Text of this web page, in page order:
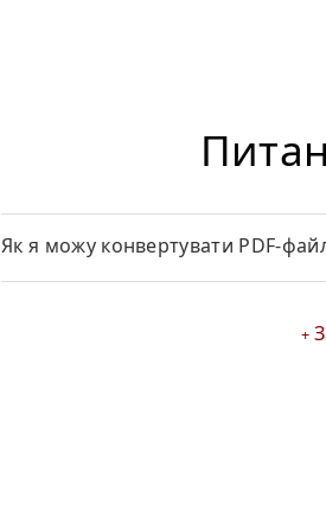
Як я можу конвертувати PDF-